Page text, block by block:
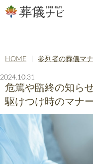
HOME 参列者の葬儀マ
2024.10.31
危篤や臨終の知ら
駆けつけ時のマナ